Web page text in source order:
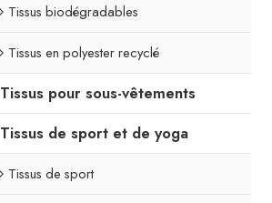
Tissus biodégradables
Tissus en polyester recyclé
Tissus pour sous-vêtements
Tissus de sport et de yoga
Tissus de sport